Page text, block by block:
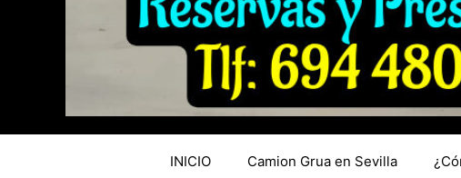
INICIO Camion Grua en Sevilla